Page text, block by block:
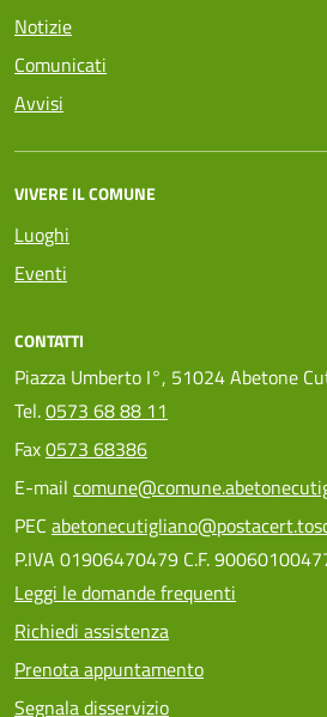
Notizie
Comunicati
Avvisi
VIVERE IL COMUNE
Luoghi
Eventi
CONTATTI
Piazza Umberto I°, 51024 Abetone
Tel.0573 68 88 11
Fax0573 68386
E-mail
PEC
P.IVA 01906470479 C.F.
Leggi le domande frequenti
Richiedi assistenza
Prenota appuntamento
Segnala disservizio